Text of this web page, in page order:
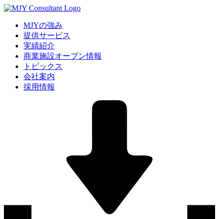
MJYの強み
提供サービス
実績紹介
商業施設オープン情報
トピックス
会社案内
採用情報